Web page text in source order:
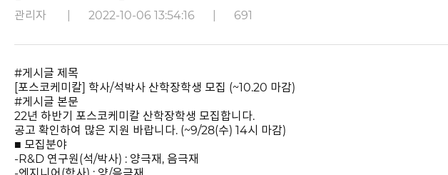
관리자 2022-10-06 13:54:16 691
#게시글 제목
[포스코케미칼] 학사/석박사 산학장학생 모집 (~10.20 마감)
#게시글 본문
22년 하반기 포스코케미칼 산학장학생 모집합니다.
공고 확인하여 많은 지원 바랍니다. (~9/28(수) 14시 마감)
■ 모집분야
-R&D 연구원(석/박사) : 양극재, 음극재